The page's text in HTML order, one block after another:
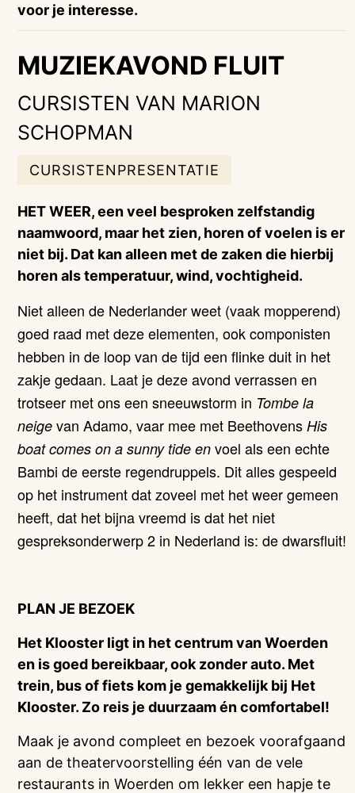
voor je interesse.
MUZIEKAVOND FLUIT
CURSISTEN VAN MARION
SCHOPMAN
CURSISTENPRESENTATIE
HET WEER, een veel besproken zelfstandig
naamwoord, maar het zien, horen of voelen is er
niet bij. Dat kan alleen met de zaken die hierbij
horen als temperatuur, wind, vochtigheid.
Niet alleen de Nederlander weet (vaak mopperend)
goed raad met deze elementen, ook componisten
hebben in de loop van de tijd een flinke duit in het
zakje gedaan. Laat je deze avond verrassen en
trotseer met ons een sneeuwstorm in Tombe la
neige van Adamo, vaar mee met Beethovens His
boat comes on a sunny tide envoel als een echte
Bambi de eerste regendruppels. Dit alles gespeeld
op het instrument dat zoveel met het weer gemeen
heeft, dat het bijna vreemd is dat het niet
gespreksonderwerp 2 in Nederland is: de dwarsfluit!
PLAN JE BEZOEK
Het Klooster ligt in het centrum van Woerden
en is goed bereikbaar, ook zonder auto. Met
trein, bus of fiets kom je gemakkelijk bij Het
Klooster. Zo reis je duurzaam én comfortabel!
Maak je avond compleet en bezoek voorafgaand
aan de theatervoorstelling één van de vele
restaurants in Woerden om lekker een hapje te